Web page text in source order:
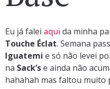
Eu já falei aqui da minha
Touche Éclat. Semana
Iguatemi e só não levei
na Sack’se ainda não
hahahah mas faltou muito